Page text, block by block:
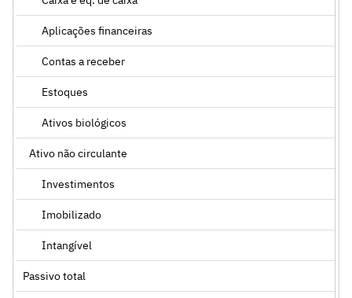
Aplicações financeiras
Contas a receber
Estoques
Ativos biológicos
Ativo não circulante
Investimentos
Imobilizado
Intangível
Passivo total